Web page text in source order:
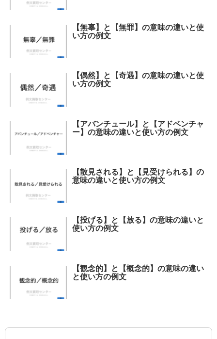
【無辜】と【無罪】の意味の違いと使
い方の例文
【偶然】と【奇遇】の意味の違いと使
い方の例文
【アバンチュール】と【アドベンチャ
ー】の意味の違いと使い方の例文
【散見される】と【見受けられる】の
意味の違いと使い方の例文
【投げる】と【放る】の意味の違いと
使い方の例文
【観念的】と【概念的】の意味の違い
と使い方の例文